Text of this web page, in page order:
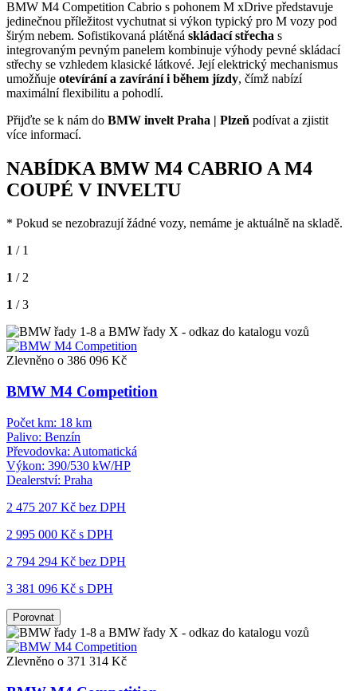
BMW M4 Competition Cabrio s pohonem M xDrive představuje
jedinečnou příležitost vychutnat si výkon typický pro M vozy pod
širým nebem. Sofistikovaná plátěná skládací střecha s
integrovaným pevným panelem kombinuje výhody pevné skládací
střechy se vzhledem klasické látkové. Její elektrický mechanismus
umožňuje otevírání a zavírání i během jízdy, čímž nabízí
maximální flexibilitu a pohodlí.
Přijďte se k nám do BMW invelt Praha | Plzeň podívat a zjistit
více informací.
NABÍDKA BMW M4 CABRIO A M4
COUPÉ V INVELTU
* Pokud se nezobrazují žádné vozy, nemáme je aktuálně na skladě.
1 / 1
1 / 2
1 / 3
Zlevněno o 386 096 Kč
BMW M4 Competition
Počet km: 18 km
Palivo: Benzín
Převodovka: Automatická
Výkon: 390/530 kW/HP
Dealerství: Praha
2 475 207 Kč bez DPH
2 995 000 Kč s DPH
2 794 294 Kč bez DPH
3 381 096 Kč s DPH
Porovnat
Zlevněno o 371 314 Kč